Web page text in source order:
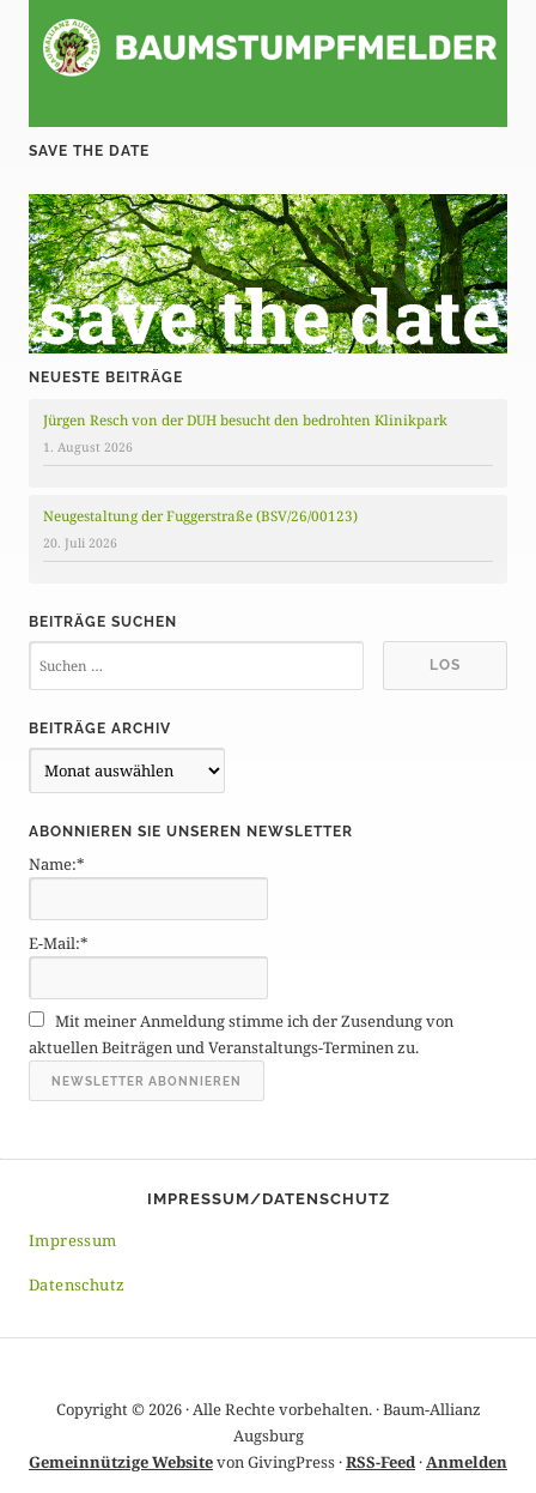
SAVE THE DATE
NEUESTE BEITRÄGE
Jürgen Resch von der DUH besucht den bedrohten Klinikpark
1. August 2026
Neugestaltung der Fuggerstraße (BSV/26/00123)
20. Juli 2026
BEITRÄGE SUCHEN
BEITRÄGE ARCHIV
e
t
r
g
e
r
c
h
v
ABONNIEREN SIE UNSEREN NEWSLETTER
Name:*
E-Mail:*
Mit meiner Anmeldung stimme ich der Zusendung von
aktuellen Beiträgen und Veranstaltungs-Terminen zu.
IMPRESSUM/DATENSCHUTZ
Impressum
Datenschutz
Copyright © 2026 · Alle Rechte vorbehalten. · Baum-Allianz
Augsburg
Gemeinnützige Websitevon GivingPress ·RSS-Feed·Anmelden